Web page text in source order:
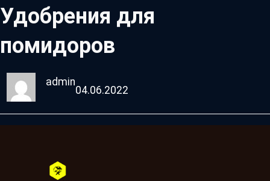
Удобрения для
помидоров
admin
04.06.2022